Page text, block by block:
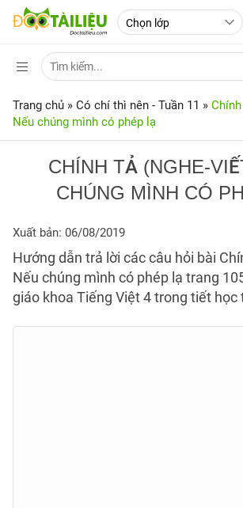
Trang chủ » Có chí thì nên - Tuần 11 »
Nếu chúng mình có phép lạ
CHÍNH TẢ (NGHE-
CHÚNG MÌNH CÓ
Xuất bản: 06/08/2019
Hướng dẫn trả lời các câu hỏi bài
Nếu chúng mình có phép lạ trang
giáo khoa Tiếng Việt 4 trong tiết học